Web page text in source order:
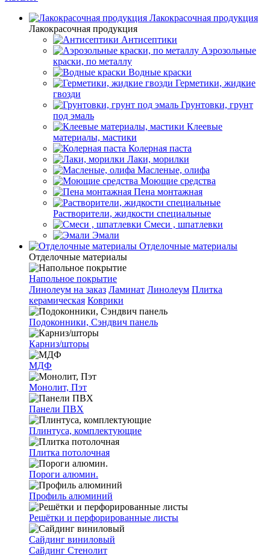
Лакокрасочная продукция
Лакокрасочная продукция
Антисептики
Аэрозольные
краски, по металлу
Водные краски
Герметики, жидкие
гвозди
Грунтовки, грунт
под эмаль
Клеевые
материалы, мастики
Колерная паста
Лаки, морилки
Масленые, олифа
Моющие средства
Пена монтажная
Растворители, жидкости специальные
Смеси , шпатлевки
Эмали
Отделочные материалы
Отделочные материалы
Напольное покрытие
Линолеум на заказ Ламинат Линолеум Плитка
керамическая Коврики
Подоконники, Сэндвич панель
Карниз/шторы
МДФ
Монолит, Пэт
Панели ПВХ
Плинтуса, комплектующие
Плитка потолочная
Пороги алюмин.
Профиль алюминий
Решётки и перфорированные листы
Сайдинг виниловый
Сайдинг Стенолит